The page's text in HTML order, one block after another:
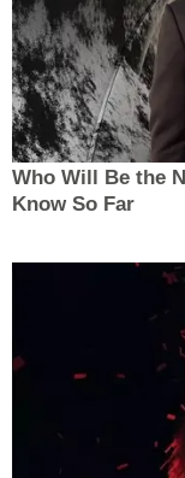
Who Will Be the
Know So Far